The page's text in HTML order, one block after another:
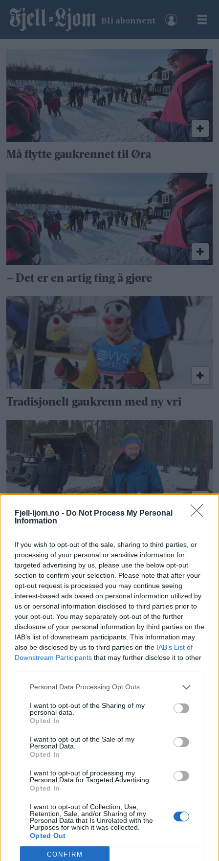
Fjell-ljom.no - Do Not Process My Personal
Information
If you wish to opt-out of the sale, sharing to third parties, or
processing of your personal or sensitive information for
targeted advertising by us, please use the below opt-out
section to confirm your selection. Please note that after your
opt-out request is processed you may continue seeing
interest-based ads based on personal information utilized by
us or personal information disclosed to third parties prior to
your opt-out. You may separately opt-out of the further
disclosure of your personal information by third parties on the
IAB’s list of downstream participants. This information may
also be disclosed by us to third parties on the IAB’s List of
Downstream Participants that may further disclose it to other
Personal Data Processing Opt Outs
I want to opt-out of the Sharing of my
personal data.
Opted In
I want to opt-out of the Sale of my
Personal Data.
Opted In
I want to opt-out of processing my
Personal Data for Targeted Advertising.
Opted In
I want to opt-out of Collection, Use,
Retention, Sale, and/or Sharing of my
Personal Data that Is Unrelated with the
Purposes for which it was collected.
Opted Out
CONFIRM
Bli abonnent
gaukrenn
Må flytte gaukrennet til Øra
– Det er en artig ting å gjøre
Tradisjonelt gaukrenn med ny vri
– Løypa er lett og tilgjengelig
Fjell-Ljom arbeider etterVær Varsom-
plakatens reglerfor god presseskikk.
Den som mener seg rammet av urettmessig
medieomtale, oppfordres til å ta kontakt
med redaksjonen.
Pressens Faglige Utvalg (PFU) er et
klageorgan som behandler klager mot
mediene i presseetiske spørsmål.
For informasjon om klageadgang, se:
www.presse.no
Fjell-Ljom har ikke ansvar for innhold på
eksterne nettsider som det lenkes til.
Det er ikke tillatt å kopiere fra siden eller
legge ut skjermdump av artikler.
Avisa er medlem i Landslaget for